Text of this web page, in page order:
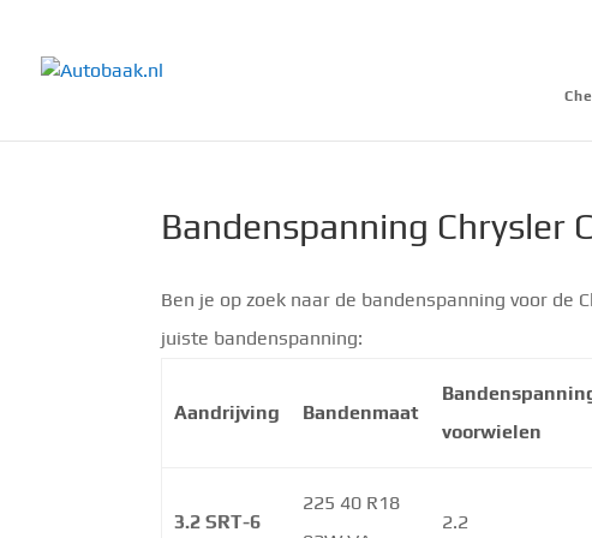
Bandenspanning Chrysler
Ben je op zoek naar de bandenspanning voor de
juiste bandenspanning:
Aandrijving Bandenmaat
voorwielen
3.2 SRT-6
225 40 R18
2.2